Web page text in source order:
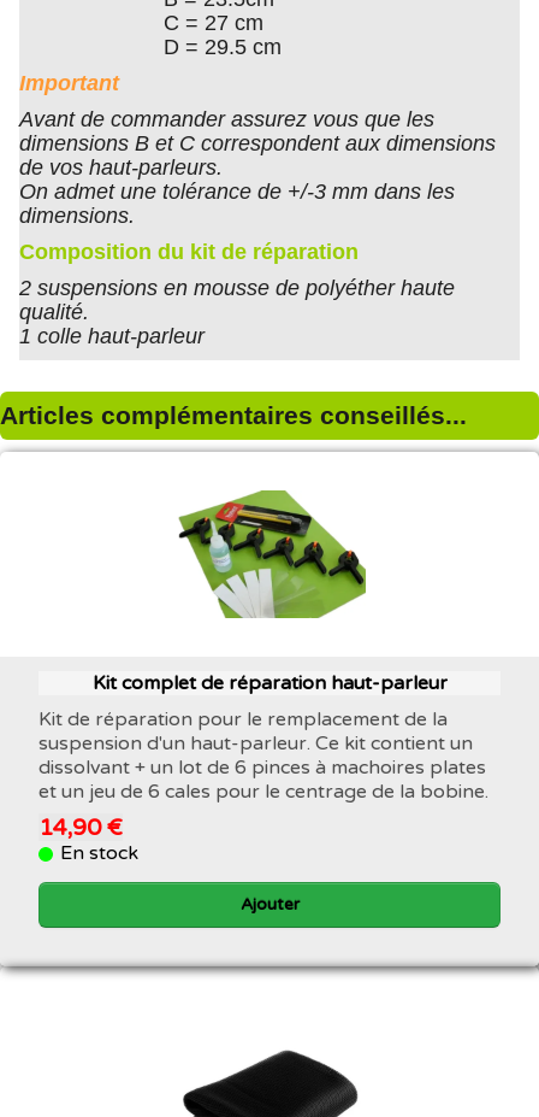
C = 27 cm
D = 29.5 cm
Important
Avant de commander assurez vous que les
dimensions B et C correspondent aux dimensions
de vos haut-parleurs.
On admet une tolérance de +/-3 mm dans les
dimensions.
Composition du kit de réparation
2 suspensions en mousse de polyéther haute
qualité.
1 colle haut-parleur
Articles complémentaires conseillés...
Kit complet de réparation haut-parleur
Kit de réparation pour le remplacement de la
suspension d'un haut-parleur. Ce kit contient un
dissolvant + un lot de 6 pinces à machoires plates
et un jeu de 6 cales pour le centrage de la bobine.
14,90 €
En stock
Ajouter